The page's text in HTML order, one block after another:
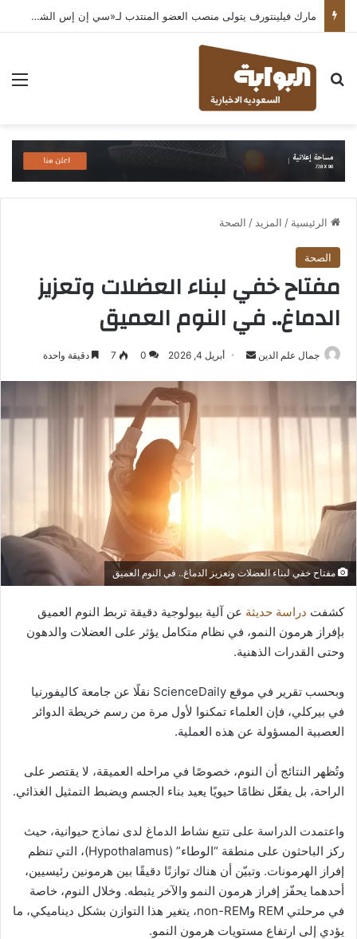
مارك فيلينتورف يتولى منصب العضو المنتدب لـ«سي إن إس الشرق الأوسط» ويشرف على شركات قطاع التكنولوجيا ضمن مجموعة غباش
بحث عن
الرئيسية / المزيد / الصحة
الصحة
مفتاح خفي لبناء العضلات وتعزيز
الدماغ.. في النوم العميق
جمال علم الدين
أرسل أبريل 4, 2026 0
7 دقيقة واحدة
مفتاح خفي لبناء العضلات وتعزيز الدماغ.. في النوم العميق
كشفت دراسة حديثة عن آلية بيولوجية دقيقة تربط النوم العميق
بإفراز هرمون النمو، في نظام متكامل يؤثر على العضلات والدهون
وحتى القدرات الذهنية.
وبحسب تقرير في موقع ScienceDaily نقلًا عن جامعة كاليفورنيا
في بيركلي، فإن العلماء تمكنوا لأول مرة من رسم خريطة الدوائر
العصبية المسؤولة عن هذه العملية.
وتُظهر النتائج أن النوم، خصوصًا في مراحله العميقة، لا يقتصر على
الراحة، بل يفعّل نظامًا حيويًا يعيد بناء الجسم ويضبط التمثيل الغذائي.
واعتمدت الدراسة على تتبع نشاط الدماغ لدى نماذج حيوانية، حيث
ركز الباحثون على منطقة “الوطاء” (Hypothalamus)، التي تنظم
إفراز الهرمونات. وتبيّن أن هناك توازنًا دقيقًا بين هرمونين رئيسيين،
أحدهما يحفّز إفراز هرمون النمو والآخر يثبطه. وخلال النوم، خاصة
في مرحلتي REM وnon-REM، يتغير هذا التوازن بشكل ديناميكي، ما
يؤدي إلى ارتفاع مستويات هرمون النمو.